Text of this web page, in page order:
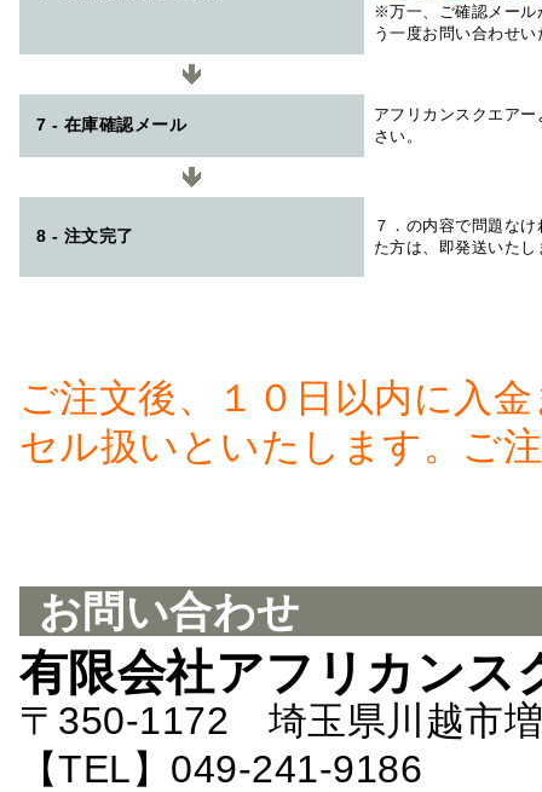
※万一、ご確認メール
う一度お問い合わせ
7 - 在庫確認メール
アフリカンスクエアー
さい。
8 - 注文完了
７．の内容で問題な
た方は、即発送いたし
ご注文後、１０日以内に入
セル扱いといたします。ご
お問い合わせ
有限会社アフリカンス
〒350-1172 埼玉県川越市
【TEL】049-241-